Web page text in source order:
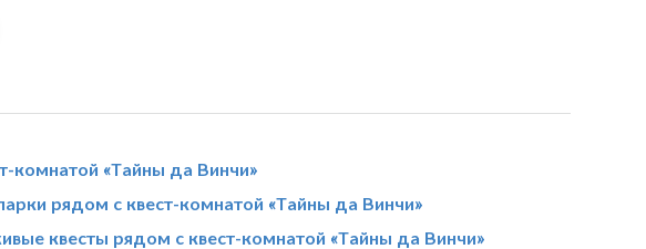
комнатой «Тайны да Винчи»
рядом с квест-комнатой «Тайны да Винчи»
квесты рядом с квест-комнатой «Тайны да Винчи»